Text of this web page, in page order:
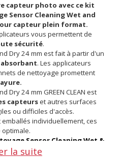
capteur photo avec ce kit
Sensor Cleaning Wet and
pour capteur plein format.
vous permettent de
sécurité.
Dry 24 mm est fait à partir d'un
. Les applicateurs
de nettoyage promettent
Dry 24 mm GREEN CLEAN est
capteurset autres surfaces
ou difficiles d'accès.
individuellement, ces
Sensor Cleaning Wet &
format GREEN CLEAN :
la suite